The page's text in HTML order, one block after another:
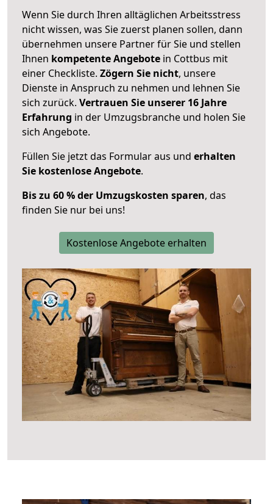
Wenn Sie durch Ihren alltäglichen Arbeitsstress
nicht wissen, was Sie zuerst planen sollen, dann
übernehmen unsere Partner für Sie und stellen
Ihnen kompetente Angebote in Cottbus mit
einer Checkliste. Zögern Sie nicht, unsere
Dienste in Anspruch zu nehmen und lehnen Sie
sich zurück. Vertrauen Sie unserer 16 Jahre
Erfahrung in der Umzugsbranche und holen Sie
sich Angebote.
Füllen Sie jetzt das Formular aus und erhalten
Sie kostenlose Angebote.
Bis zu 60 % der Umzugskosten sparen, das
finden Sie nur bei uns!
Kostenlose Angebote erhalten